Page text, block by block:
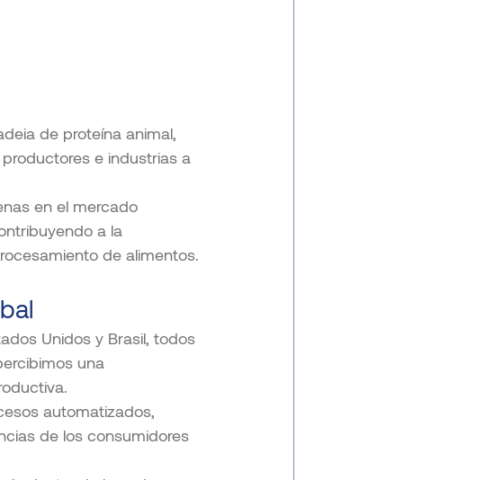
de proteína animal,
e industrias a
en el mercado
a la
de alimentos.
Unidos y Brasil, todos
una
automatizados,
de los consumidores